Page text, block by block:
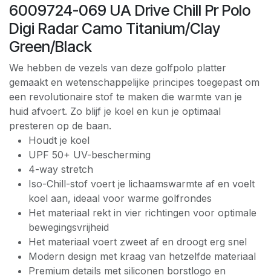
6009724-069 UA Drive Chill Pr Polo
Digi Radar Camo Titanium/Clay
Green/Black
We hebben de vezels van deze golfpolo platter
gemaakt en wetenschappelijke principes toegepast om
een revolutionaire stof te maken die warmte van je
huid afvoert. Zo blijf je koel en kun je optimaal
presteren op de baan.
Houdt je koel
UPF 50+ UV-bescherming
4-way stretch
Iso-Chill-stof voert je lichaamswarmte af en voelt
koel aan, ideaal voor warme golfrondes
Het materiaal rekt in vier richtingen voor optimale
bewegingsvrijheid
Het materiaal voert zweet af en droogt erg snel
Modern design met kraag van hetzelfde materiaal
Premium details met siliconen borstlogo en